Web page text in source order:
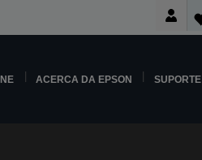
ACERCA DA EPSON SUPORTE